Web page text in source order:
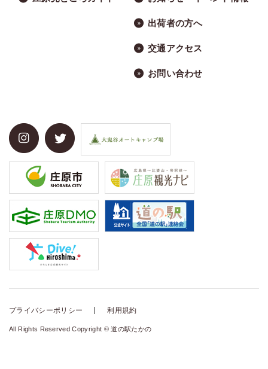
出荷者の方へ
交通アクセス
お問い合わせ
プライバシーポリシー 利用規約
All Rights Reserved Copyright © 道の駅たかの